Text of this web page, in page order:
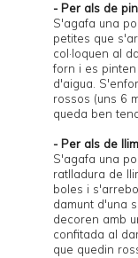
- Per als de
S'agafa una
petites que
col·loquen al
forn i es
d'aigua.
rossos (uns 6
queda ben
- Per als de
S'agafa una
ratlladura de
boles i
damunt d'una
decoren amb
confitada al
que quedin